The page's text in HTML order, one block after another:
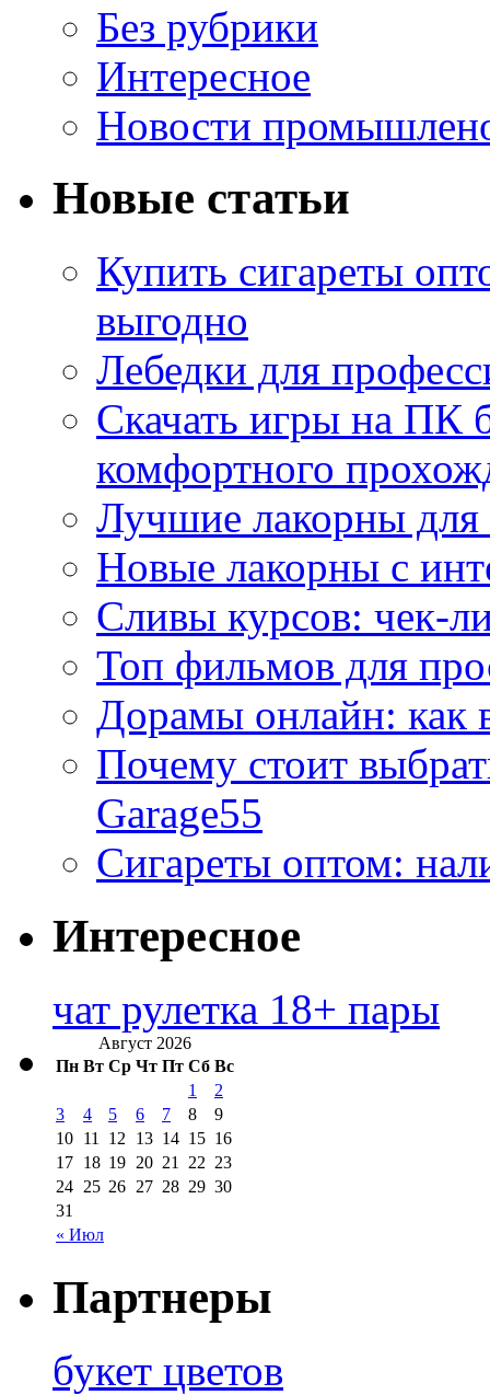
Без рубрики
Интересное
Новости
Новые статьи
Купить сигареты
выгодно
Лебедки для
Скачать игры на ПК
комфортного
Лучшие лакорны для
Новые лакорны с
Сливы курсов: чек-
Топ фильмов для
Дорамы онлайн: как
Почему стоит
Garage55
Сигареты оптом:
Интересное
чат рулетка 18+ пары
Август 2026
Пн Вт Ср Чт Пт Сб Вс
« Июл
1
2
3
4 5 6 7 8
9
10 11 12 13 14 15 16
17 18 19 20 21 22 23
24 25 26 27 28 29 30
31
Партнеры
букет цветов